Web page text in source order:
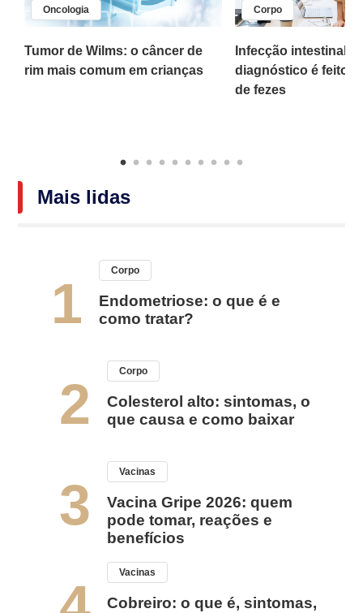
Oncologia
Tumor de Wilms: o câncer de
rim mais comum em crianças
Corpo
Infecção intestinal
diagnóstico é feito
de fezes
Mais lidas
1
Corpo
Endometriose: o que é e
como tratar?
2
Corpo
Colesterol alto: sintomas, o
que causa e como baixar
3
Vacinas
Vacina Gripe 2026: quem
pode tomar, reações e
benefícios
Vacinas
Cobreiro: o que é, sintomas,